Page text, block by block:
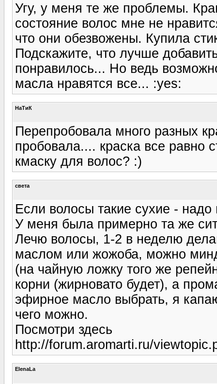
Угу, у меня те же проблемы.
состояние волос мне не
что они обезвожены. Купила
Подскажите, что лучше
понравилось... Но ведь
масла нравятся все... :yes:
НаТиК
Перепробовала много разных
пробовала.... краска все равно
кмаску для волос? :)
света
Если волосы такие сухие -
У меня была примерно та же
Лечю волосы, 1-2 в неделю
маслом или жожоба, можно
(на чайную ложку того же
корни (жирновато будет), а
эфирное масло выбрать, я
чего можно.
Посмотри здесь
http://forum.aromarti.ru/
ElenaLa